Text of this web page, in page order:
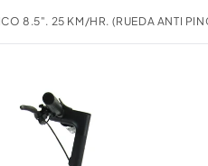
8.5". 25 KM/HR. (RUEDA ANTI